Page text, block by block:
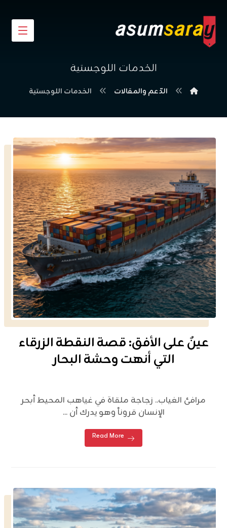
الخدمات اللوجستية
الدّعم والمقالات الخدمات اللوجستية
عينٌ على الأفق: قصة النقطة الزرقاء
التي أنهت وحشة البحار
مرافئ الغياب.. زجاجة ملقاة في غياهب المحيط أبحر
الإنسان قروناً وهو يدرك أن ...
Read More